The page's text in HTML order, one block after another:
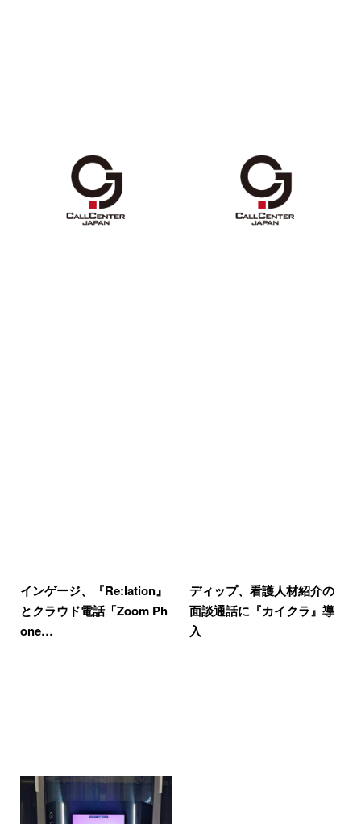
インゲージ、『Re:lation』
とクラウド電話「Zoom Ph
one…
ディップ、看護人材紹介の
面談通話に『カイクラ』導
入